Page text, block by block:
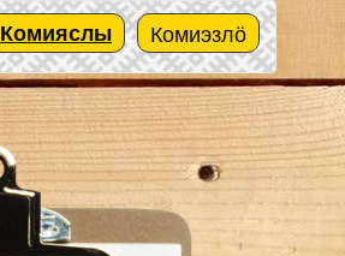
Комиэзлӧ
Комияслы